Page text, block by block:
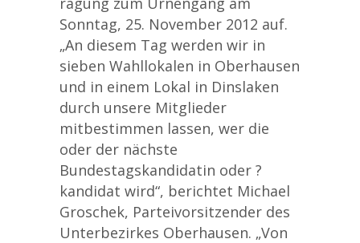
Sonntag, 25. November 2012 auf.
„An diesem Tag werden wir in
sieben Wahllokalen in Oberhausen
und in einem Lokal in Dinslaken
durch unsere Mitglieder
mitbestimmen lassen, wer die
oder der nächste
Bundestagskandidatin oder ?
kandidat wird“, berichtet Michael
Groschek, Parteivorsitzender des
Unterbezirkes Oberhausen. „Von